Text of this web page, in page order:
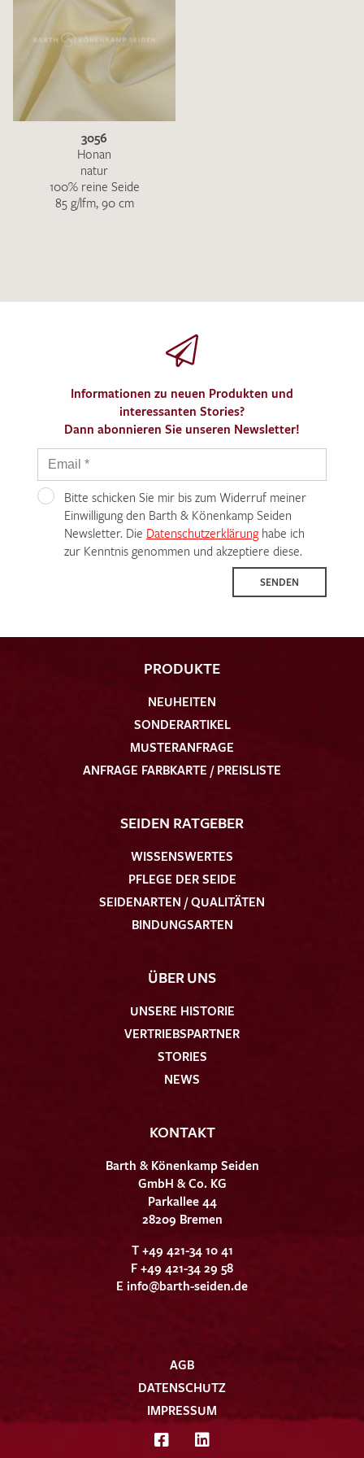
Ich bin damit einverstanden, dass meine angegebenen Daten
zur Beantwortung meiner Musteranfrage genutzt werden.
Datenschutzbestimmungenhabe ich zur Kenntnis
genommen und akzeptiere diese.
3056
Honan
natur
100% reine Seide
85 g/lfm, 90 cm
Informationen zu neuen Produkten und
interessanten Stories?
Dann abonnieren Sie unseren Newsletter!
Bitte schicken Sie mir bis zum Widerruf meiner
Einwilligung den Barth & Könenkamp Seiden
Newsletter. Die Datenschutzerklärunghabe ich
zur Kenntnis genommen und akzeptiere diese.
SENDEN
PRODUKTE
NEUHEITEN
SONDERARTIKEL
MUSTERANFRAGE
ANFRAGE FARBKARTE / PREISLISTE
SEIDEN RATGEBER
WISSENSWERTES
PFLEGE DER SEIDE
SEIDENARTEN / QUALITÄTEN
BINDUNGSARTEN
ÜBER UNS
UNSERE HISTORIE
VERTRIEBSPARTNER
STORIES
NEWS
KONTAKT
Barth & Könenkamp Seiden
GmbH & Co. KG
Parkallee 44
28209 Bremen
T +49 421-34 10 41
F +49 421-34 29 58
E info@barth-seiden.de
AGB
DATENSCHUTZ
IMPRESSUM